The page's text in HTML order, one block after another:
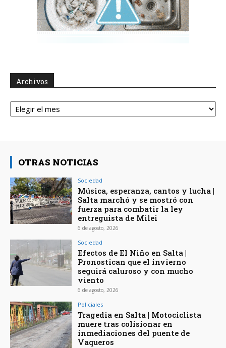
Archivos
Archivos
OTRAS NOTICIAS
Sociedad
Música, esperanza, cantos y lucha |
Salta marchó y se mostró con
fuerza para combatir la ley
entreguista de Milei
6 de agosto, 2026
Sociedad
Efectos de El Niño en Salta |
Pronostican que el invierno
seguirá caluroso y con mucho
viento
6 de agosto, 2026
Policiales
Tragedia en Salta | Motociclista
muere tras colisionar en
inmediaciones del puente de
Vaqueros